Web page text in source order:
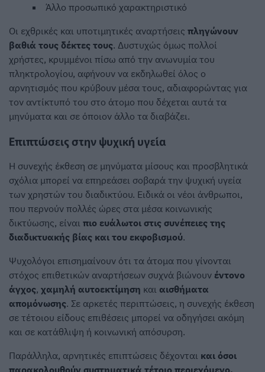
Άλλο προσωπικό χαρακτηριστικό
Οι εχθρικές και υποτιμητικές αναρτήσεις πληγώνουν
βαθιά τους δέκτες τους. Δυστυχώς όμως πολλοί
χρήστες, κρυμμένοι πίσω από την ανωνυμία του
πληκτρολογίου, αφήνουν να εκδηλωθεί όλος ο
αρνητισμός που κρύβουν μέσα τους, αδιαφορώντας για
τον αντίκτυπό του στο άτομο που δέχεται αυτά τα
μηνύματα και σε όποιον άλλο τα διαβάζει.
Επιπτώσεις στην ψυχική υγεία
Η συνεχής έκθεση σε μηνύματα μίσους και προσβλητικά
σχόλια μπορεί να επηρεάσει σοβαρά την ψυχική υγεία
των χρηστών του διαδικτύου. Ειδικά οι νέοι άνθρωποι,
που περνούν πολλές ώρες στα μέσα κοινωνικής
δικτύωσης, είναι πιο ευάλωτοι στις συνέπειες της
διαδικτυακής βίας και του εκφοβισμού.
Ψυχολόγοι επισημαίνουν ότι τα άτομα που γίνονται
στόχος επιθετικών αναρτήσεων συχνά βιώνουν έντονο
άγχος, χαμηλή αυτοεκτίμηση και αισθήματα
απομόνωσης. Σε αρκετές περιπτώσεις, η συνεχής έκθεση
σε τέτοιου είδους επιθέσεις μπορεί να οδηγήσει ακόμη
και σε κατάθλιψη ή κοινωνική απόσυρση.
Παράλληλα, αρνητικές επιπτώσεις δέχονται και όσοι
παρακολουθούν συστηματικά τέτοιο περιεχόμενο,